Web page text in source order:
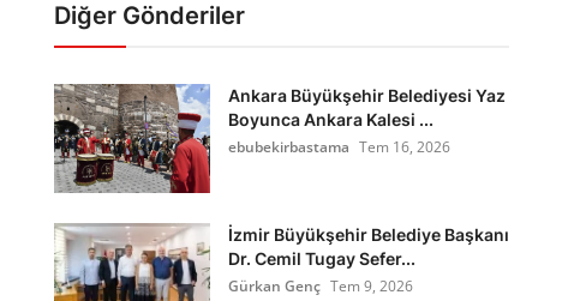
Diğer Gönderiler
Ankara Büyükşehir Belediyesi Yaz
Boyunca Ankara Kalesi ...
ebubekirbastama Tem 16, 2026
İzmir Büyükşehir Belediye Başkanı
Dr. Cemil Tugay Sefer...
Gürkan Genç Tem 9, 2026